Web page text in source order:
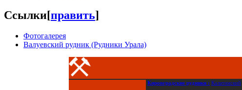
Ссылки[править]
Фотогалерея
Валуевский рудник (Рудники Урала)
Кировградские рудники : Калатинский